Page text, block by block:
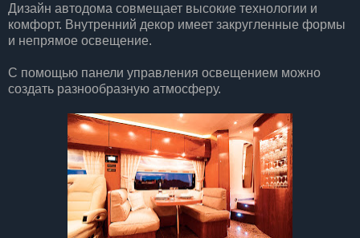
Дизайн автодома совмещает высокие технологии и
комфорт. Внутренний декор имеет закругленные формы
и непрямое освещение.
С помощью панели управления освещением можно
создать разнообразную атмосферу.